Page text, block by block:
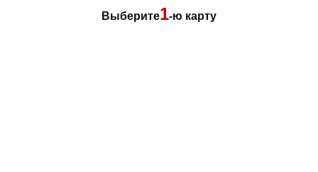
Выберите1-ю карту